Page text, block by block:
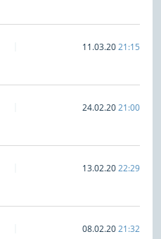
11.03.2021:15
24.02.2021:00
13.02.2022:29
08.02.2021:32